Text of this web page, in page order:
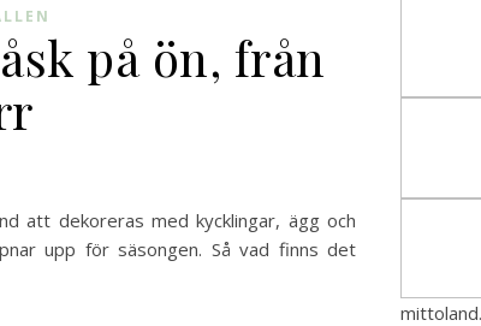
på ön, från
att dekoreras med kycklingar, ägg och
upp för säsongen. Så vad finns det